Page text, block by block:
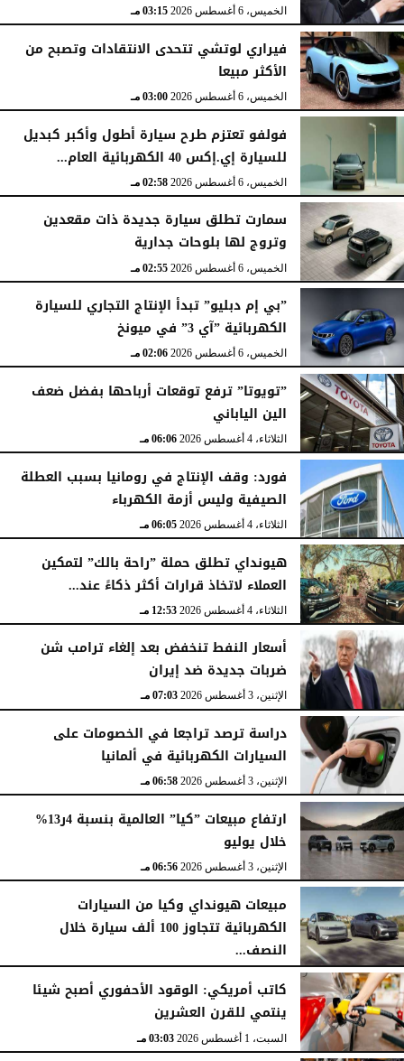
الخميس، 6 أغسطس 2026 03:15 مـ
فيراري لوتشي تتحدى الانتقادات وتصبح من
الأكثر مبيعا
الخميس، 6 أغسطس 2026 03:00 مـ
فولفو تعتزم طرح سيارة أطول وأكبر كبديل
للسيارة إي.إكس 40 الكهربائية العام...
الخميس، 6 أغسطس 2026 02:58 مـ
سمارت تطلق سيارة جديدة ذات مقعدين
وتروج لها بلوحات جدارية
الخميس، 6 أغسطس 2026 02:55 مـ
”بي إم دبليو” تبدأ الإنتاج التجاري للسيارة
الكهربائية ”آي 3” في ميونخ
الخميس، 6 أغسطس 2026 02:06 مـ
”تويوتا” ترفع توقعات أرباحها بفضل ضعف
الين الياباني
الثلاثاء، 4 أغسطس 2026 06:06 مـ
فورد: وقف الإنتاج في رومانيا بسبب العطلة
الصيفية وليس أزمة الكهرباء
الثلاثاء، 4 أغسطس 2026 06:05 مـ
هيونداي تطلق حملة ”راحة بالك” لتمكين
العملاء لاتخاذ قرارات أكثر ذكاءً عند...
الثلاثاء، 4 أغسطس 2026 12:53 مـ
أسعار النفط تنخفض بعد إلغاء ترامب شن
ضربات جديدة ضد إيران
الإثنين، 3 أغسطس 2026 07:03 مـ
دراسة ترصد تراجعا في الخصومات على
السيارات الكهربائية في ألمانيا
الإثنين، 3 أغسطس 2026 06:58 مـ
ارتفاع مبيعات ”كيا” العالمية بنسبة 4ر13%
خلال يوليو
الإثنين، 3 أغسطس 2026 06:56 مـ
مبيعات هيونداي وكيا من السيارات
الكهربائية تتجاوز 100 ألف سيارة خلال
النصف...
الأحد، 2 أغسطس 2026 06:17 مـ
كاتب أمريكي: الوقود الأحفوري أصبح شيئا
ينتمي للقرن العشرين
السبت، 1 أغسطس 2026 03:03 مـ